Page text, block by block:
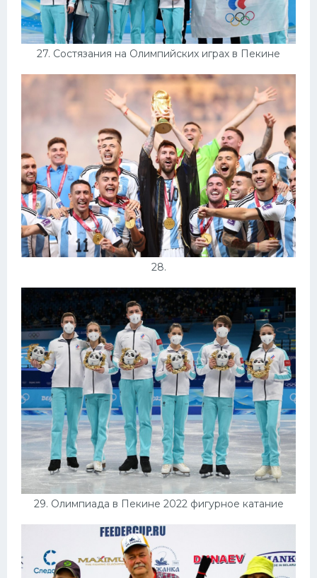
27. Состязания на Олимпийских играх в Пекине
28.
29. Олимпиада в Пекине 2022 фигурное катание